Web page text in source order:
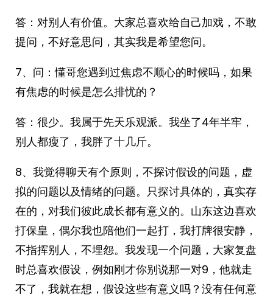
答：对别人有价值。大家总喜欢给自己加戏，不敢
提问，不好意思问，其实我是希望您问。
7、问：懂哥您遇到过焦虑不顺心的时候吗，如果
有焦虑的时候是怎么排忧的？
答：很少。我属于先天乐观派。我坐了4年半牢，
别人都瘦了，我胖了十几斤。
8、我觉得聊天有个原则，不探讨假设的问题，虚
拟的问题以及情绪的问题。只探讨具体的，真实存
在的，对我们彼此成长都有意义的。山东这边喜欢
打保皇，偶尔我也陪他们一起打，我打牌很安静，
不指挥别人，不埋怨。我发现一个问题，大家复盘
时总喜欢假设，例如刚才你别说那一对9，他就走
不了，我就在想，假设这些有意义吗？没有任何意